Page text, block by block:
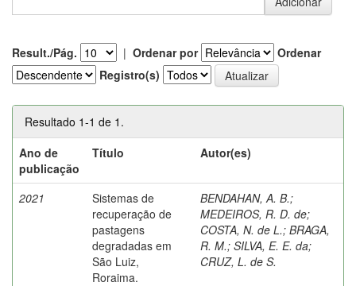
Result./Pág. | Ordenar por
Ordenar
Registro(s)
Resultado 1-1 de 1.
Ano de
publicação
Título Autor(es)
2021
Sistemas de
recuperação de
pastagens
degradadas em
São Luiz,
Roraima.
BENDAHAN, A. B.;
MEDEIROS, R. D. de;
COSTA, N. de L.; BRAGA,
R. M.; SILVA, E. E. da;
CRUZ, L. de S.